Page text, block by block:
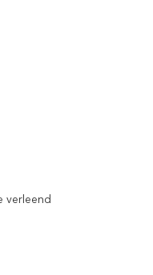
verleend